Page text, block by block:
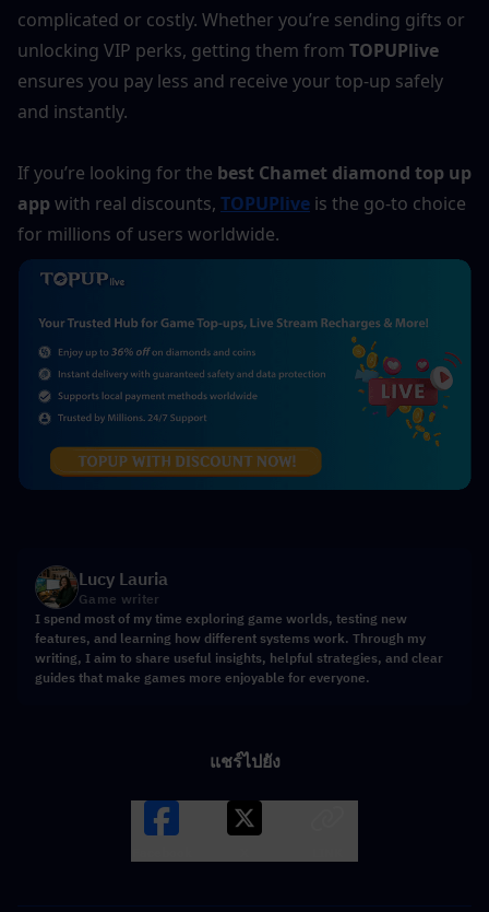
complicated or costly. Whether you’re sending gifts or
unlocking VIP perks, getting them from TOPUPlive
ensures you pay less and receive your top-up safely
and instantly.
If you’re looking for the best Chamet diamond top up
app with real discounts, TOPUPlive is the go-to choice
for millions of users worldwide.
Lucy Lauria
Game writer
I spend most of my time exploring game worlds, testing new
features, and learning how different systems work. Through my
writing, I aim to share useful insights, helpful strategies, and clear
guides that make games more enjoyable for everyone.
แชร์ไปยัง